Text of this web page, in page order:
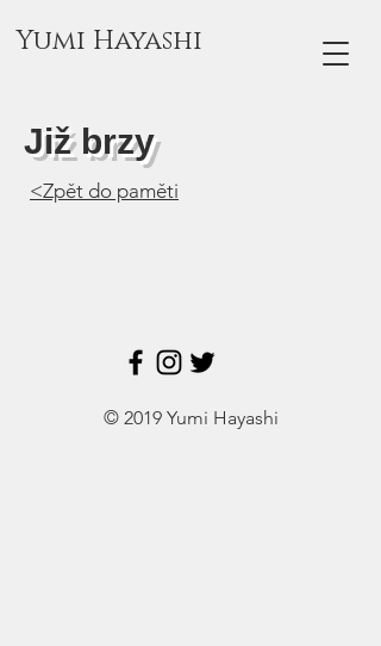
Yumi Hayashi
Již brzy
<Zpět do paměti
© 2019 Yumi Hayashi